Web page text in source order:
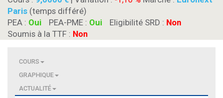
Paris (temps différé)
PEA : Oui PEA-PME : Oui Eligibilité SRD : Non
Soumis à la TTF : Non
COURS
GRAPHIQUE
ACTUALITÉ